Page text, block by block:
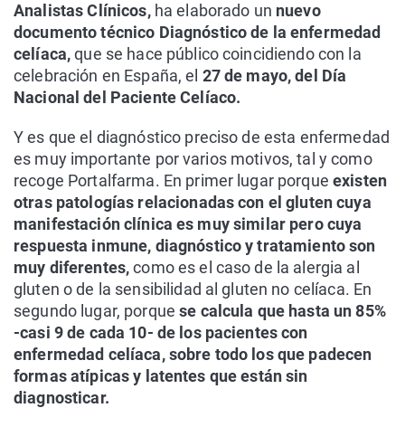
Analistas Clínicos,ha elaborado un nuevo
documento técnico Diagnóstico de la enfermedad
celíaca,que se hace público coincidiendo con la
celebración en España, el 27 de mayo, del Día
Nacional del Paciente Celíaco.
Y es que el diagnóstico preciso de esta enfermedad
es muy importante por varios motivos, tal y como
recoge Portalfarma. En primer lugar porqueexisten
otras patologías relacionadas con el gluten cuya
manifestación clínica es muy similar pero cuya
respuesta inmune, diagnóstico y tratamiento son
muy diferentes,como es el caso de la alergia al
gluten o de la sensibilidad al gluten no celíaca. En
segundo lugar, porquese calcula que hasta un 85%
-casi 9 de cada 10- de los pacientes con
enfermedad celíaca, sobre todo los que padecen
formas atípicas y latentes que están sin
diagnosticar.